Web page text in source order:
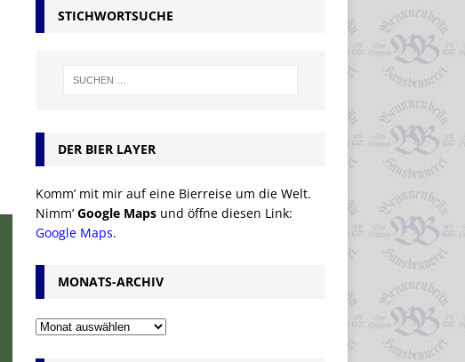
STICHWORTSUCHE
DER BIER LAYER
Komm’ mit mir auf eine Bierreise um die Welt.
Nimm’ Google Maps und öffne diesen Link:
Google Maps.
MONATS-ARCHIV